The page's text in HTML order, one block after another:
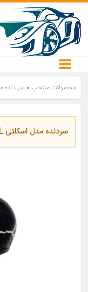
محصولات منتخب » سر دنده»
سردنده مدل اسکلتی BlakL کد 67